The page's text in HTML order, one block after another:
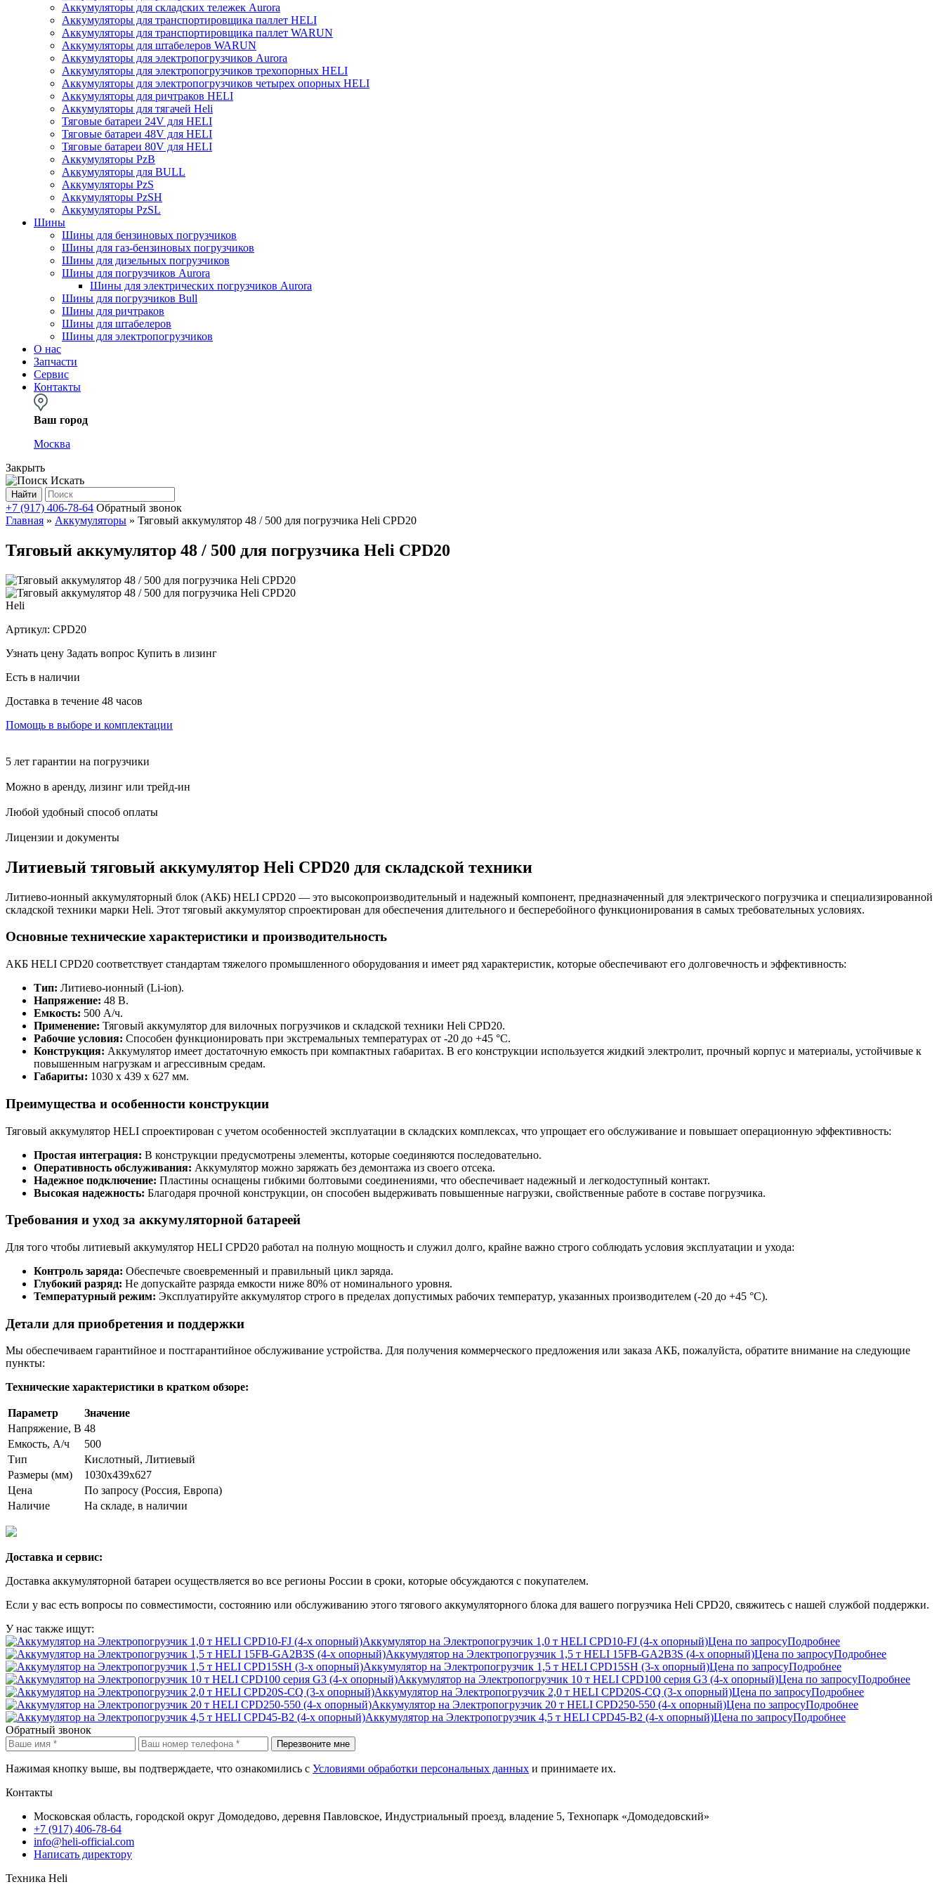
Аккумуляторы для складских тележек Aurora
Аккумуляторы для транспортировщика паллет HELI
Аккумуляторы для транспортировщика паллет WARUN
Аккумуляторы для штабелеров WARUN
Аккумуляторы для электропогрузчиков Aurora
Аккумуляторы для электропогрузчиков трехопорных HELI
Аккумуляторы для электропогрузчиков четырех опорных HELI
Аккумуляторы для ричтраков HELI
Аккумуляторы для тягачей Heli
Тяговые батареи 24V для HELI
Тяговые батареи 48V для HELI
Тяговые батареи 80V для HELI
Аккумуляторы PzB
Аккумуляторы для BULL
Аккумуляторы PzS
Аккумуляторы PzSH
Аккумуляторы PzSL
Шины
Шины для бензиновых погрузчиков
Шины для газ-бензиновых погрузчиков
Шины для дизельных погрузчиков
Шины для погрузчиков Aurora
Шины для электрических погрузчиков Aurora
Шины для погрузчиков Bull
Шины для ричтраков
Шины для штабелеров
Шины для электропогрузчиков
О нас
Запчасти
Сервис
Контакты
Ваш город
Москва
Закрыть
Искать
Найти
+7 (917) 406-78-64 Обратный звонок
Главная » Аккумуляторы » Тяговый аккумулятор 48 / 500 для погрузчика Heli CPD20
Тяговый аккумулятор 48 / 500 для погрузчика Heli CPD20
Heli
Артикул: CPD20
Узнать цену Задать вопрос Купить в лизинг
Есть в наличии
Доставка в течение 48 часов
Помощь в выборе и комплектации
5 лет гарантии на погрузчики
Можно в аренду, лизинг или трейд-ин
Любой удобный способ оплаты
Лицензии и документы
Литиевый тяговый аккумулятор Heli CPD20 для складской техники
Литиево-ионный аккумуляторный блок (АКБ) HELI CPD20 — это высокопроизводительный и надежный компонент, предназначенный для электрического погрузчика и специализированной
складской техники марки Heli. Этот тяговый аккумулятор спроектирован для обеспечения длительного и бесперебойного функционирования в самых требовательных условиях.
Основные технические характеристики и производительность
АКБ HELI CPD20 соответствует стандартам тяжелого промышленного оборудования и имеет ряд характеристик, которые обеспечивают его долговечность и эффективность:
Тип: Литиево-ионный (Li-ion).
Напряжение: 48 В.
Емкость: 500 А/ч.
Применение: Тяговый аккумулятор для вилочных погрузчиков и складской техники Heli CPD20.
Рабочие условия: Способен функционировать при экстремальных температурах от -20 до +45 °C.
Конструкция: Аккумулятор имеет достаточную емкость при компактных габаритах. В его конструкции используется жидкий электролит, прочный корпус и материалы, устойчивые к
повышенным нагрузкам и агрессивным средам.
Габариты: 1030 х 439 х 627 мм.
Преимущества и особенности конструкции
Тяговый аккумулятор HELI спроектирован с учетом особенностей эксплуатации в складских комплексах, что упрощает его обслуживание и повышает операционную эффективность:
Простая интеграция: В конструкции предусмотрены элементы, которые соединяются последовательно.
Оперативность обслуживания: Аккумулятор можно заряжать без демонтажа из своего отсека.
Надежное подключение: Пластины оснащены гибкими болтовыми соединениями, что обеспечивает надежный и легкодоступный контакт.
Высокая надежность: Благодаря прочной конструкции, он способен выдерживать повышенные нагрузки, свойственные работе в составе погрузчика.
Требования и уход за аккумуляторной батареей
Для того чтобы литиевый аккумулятор HELI CPD20 работал на полную мощность и служил долго, крайне важно строго соблюдать условия эксплуатации и ухода:
Контроль заряда: Обеспечьте своевременный и правильный цикл заряда.
Глубокий разряд: Не допускайте разряда емкости ниже 80% от номинального уровня.
Температурный режим: Эксплуатируйте аккумулятор строго в пределах допустимых рабочих температур, указанных производителем (-20 до +45 °С).
Детали для приобретения и поддержки
Мы обеспечиваем гарантийное и постгарантийное обслуживание устройства. Для получения коммерческого предложения или заказа АКБ, пожалуйста, обратите внимание на следующие
пункты:
Технические характеристики в кратком обзоре:
Параметр
Значение
Напряжение, В 48
Емкость, А/ч
500
Тип
Кислотный, Литиевый
Размеры (мм)
1030х439х627
Цена
По запросу (Россия, Европа)
Наличие
На складе, в наличии
Доставка и сервис:
Доставка аккумуляторной батареи осуществляется во все регионы России в сроки, которые обсуждаются с покупателем.
Если у вас есть вопросы по совместимости, состоянию или обслуживанию этого тягового аккумуляторного блока для вашего погрузчика Heli CPD20, свяжитесь с нашей службой поддержки.
У нас также ищут:
Аккумулятор на Электропогрузчик 1,0 т HELI CPD10-FJ (4-х опорный)Цена по запросуПодробнее
Аккумулятор на Электропогрузчик 1,5 т HELI 15FB-GA2B3S (4-х опорный)Цена по запросуПодробнее
Аккумулятор на Электропогрузчик 1,5 т HELI CPD15SH (3-х опорный)Цена по запросуПодробнее
Аккумулятор на Электропогрузчик 10 т HELI CPD100 серия G3 (4-х опорный)Цена по запросуПодробнее
Аккумулятор на Электропогрузчик 2,0 т HELI CPD20S-CQ (3-х опорный)Цена по запросуПодробнее
Аккумулятор на Электропогрузчик 20 т HELI CPD250-550 (4-х опорный)Цена по запросуПодробнее
Аккумулятор на Электропогрузчик 4,5 т HELI CPD45-B2 (4-х опорный)Цена по запросуПодробнее
Обратный звонок
Перезвоните мне
Нажимая кнопку выше, вы подтверждаете, что ознакомились с Условиями обработки персональных данных и принимаете их.
Контакты
Московская область, городской округ Домодедово, деревня Павловское, Индустриальный проезд, владение 5, Технопарк «Домодедовский»
+7 (917) 406-78-64
info@heli-official.com
Написать директору
Техника Heli